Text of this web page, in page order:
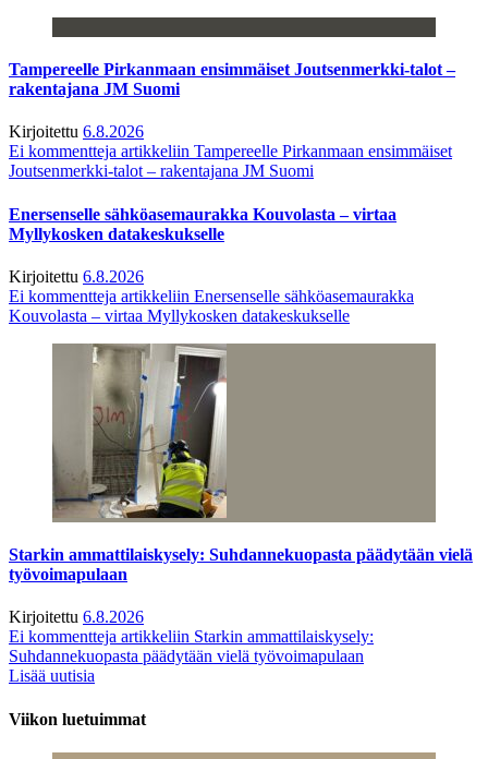
Tampereelle Pirkanmaan ensimmäiset Joutsenmerkki-talot –
rakentajana JM Suomi
Kirjoitettu 6.8.2026
Ei kommentteja artikkeliin Tampereelle Pirkanmaan ensimmäiset
Joutsenmerkki-talot – rakentajana JM Suomi
Enersenselle sähköasemaurakka Kouvolasta – virtaa
Myllykosken datakeskukselle
Kirjoitettu 6.8.2026
Ei kommentteja artikkeliin Enersenselle sähköasemaurakka
Kouvolasta – virtaa Myllykosken datakeskukselle
Starkin ammattilaiskysely: Suhdannekuopasta päädytään vielä
työvoimapulaan
Kirjoitettu 6.8.2026
Ei kommentteja artikkeliin Starkin ammattilaiskysely:
Suhdannekuopasta päädytään vielä työvoimapulaan
Lisää uutisia
Viikon luetuimmat